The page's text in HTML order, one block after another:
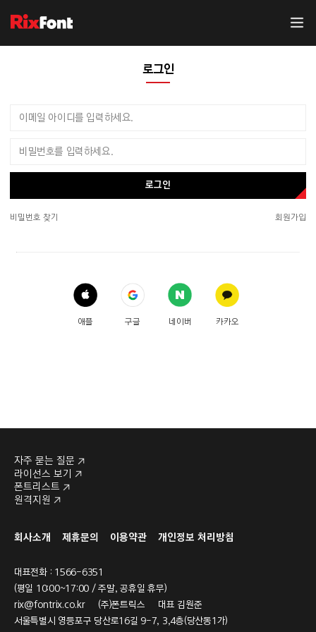
로그인
로그인
비밀번호 찾기 회원가입
애플 구글 네이버 카카오
자주 묻는 질문
라이선스 보기
폰트리스트
원격지원
회사소개 제휴문의 이용약관 개인정보 처리방침
대표전화 : 1566-6351
(평일 10:00~17:00 / 주말, 공휴일 휴무)
rix@fontrix.co.kr(주)폰트릭스 대표 김원준
서울특별시 영등포구 당산로16길 9-7, 3,4층(당산동1가)